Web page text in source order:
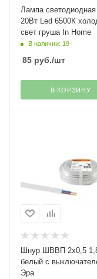
Лампа
20Вт Led 6500К
свет груша In Home
В наличии: 19
85 руб./шт
В КОРЗИНУ
Шнур ШВВП 2х0,5
белый с
Эра